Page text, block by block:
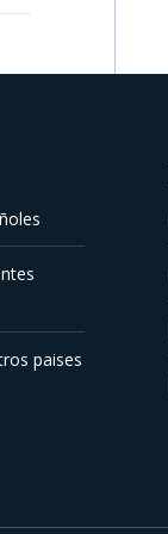
paises